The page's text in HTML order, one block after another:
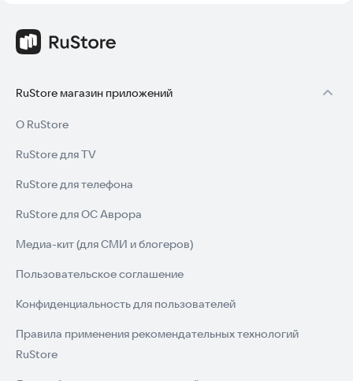
RuStore магазин приложений
О RuStore
RuStore для TV
RuStore для телефона
RuStore для ОС Аврора
Медиа-кит (для СМИ и блогеров)
Пользовательское соглашение
Конфиденциальность для пользователей
Правила применения рекомендательных технологий
RuStore